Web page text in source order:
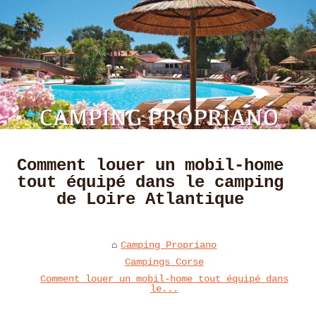
Comment louer un mobil-home
tout équipé dans le camping
de Loire Atlantique
Camping Propriano
Campings Corse
Comment louer un mobil-home tout équipé dans
le...